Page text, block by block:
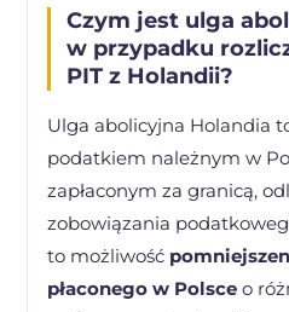
Czym jest ulga
w przypadku
PIT z Holandii?
Ulga abolicyjna Holandia
podatkiem należnym w
zapłaconym za granicą,
zobowiązania
to możliwość
płaconego w Polsce o